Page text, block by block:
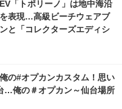
「トポリーノ」は地中海沿
表現…高級ビーチウェアブ
と「コレクターズエディシ
の#オプカンカスタム！思い
…俺の＃オプカン～仙台場所